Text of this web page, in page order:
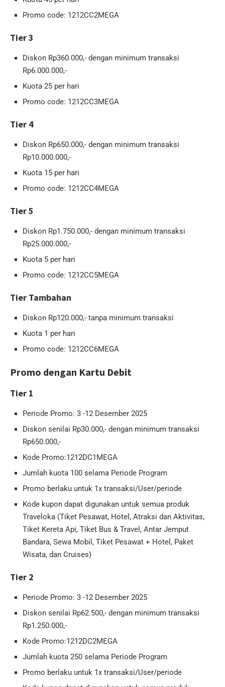
Promo code: 1212CC2MEGA
Tier 3
Diskon Rp360.000,- dengan minimum transaksi
Rp6.000.000,-
Kuota 25 per hari
Promo code: 1212CC3MEGA
Tier 4
Diskon Rp650.000,- dengan minimum transaksi
Rp10.000.000,-
Kuota 15 per hari
Promo code: 1212CC4MEGA
Tier 5
Diskon Rp1.750.000,- dengan minimum transaksi
Rp25.000.000,-
Kuota 5 per hari
Promo code: 1212CC5MEGA
Tier Tambahan
Diskon Rp120.000,- tanpa minimum transaksi
Kuota 1 per hari
Promo code: 1212CC6MEGA
Promo dengan Kartu Debit
Tier 1
Periode Promo: 3 -12 Desember 2025
Diskon senilai Rp30.000,- dengan minimum transaksi
Rp650.000,-
Kode Promo:1212DC1MEGA
Jumlah kuota 100 selama Periode Program
Promo berlaku untuk 1x transaksi/User/periode
Kode kupon dapat digunakan untuk semua produk
Traveloka (Tiket Pesawat, Hotel, Atraksi dan Aktivitas,
Tiket Kereta Api, Tiket Bus & Travel, Antar Jemput
Bandara, Sewa Mobil, Tiket Pesawat + Hotel, Paket
Wisata, dan Cruises)
Tier 2
Periode Promo: 3 -12 Desember 2025
Diskon senilai Rp62.500,- dengan minimum transaksi
Rp1.250.000,-
Kode Promo:1212DC2MEGA
Jumlah kuota 250 selama Periode Program
Promo berlaku untuk 1x transaksi/User/periode